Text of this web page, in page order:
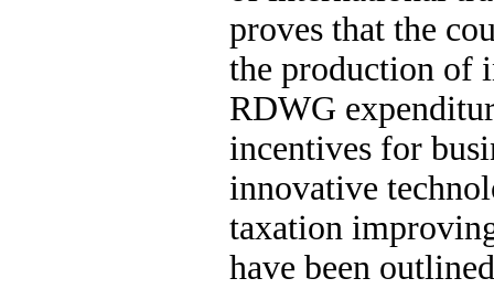
proves that the
the production of
RDWG
incentives for
innovative
taxation
have been